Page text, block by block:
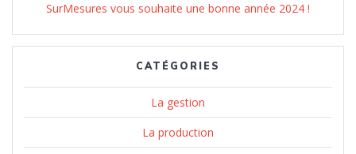
SurMesures vous souhaite une bonne année 2024 !
CATÉGORIES
La gestion
La production